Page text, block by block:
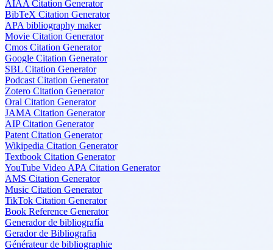
AIAA Citation Generator
BibTeX Citation Generator
APA bibliography maker
Movie Citation Generator
Cmos Citation Generator
Google Citation Generator
SBL Citation Generator
Podcast Citation Generator
Zotero Citation Generator
Oral Citation Generator
JAMA Citation Generator
AIP Citation Generator
Patent Citation Generator
Wikipedia Citation Generator
Textbook Citation Generator
YouTube Video APA Citation Generator
AMS Citation Generator
Music Citation Generator
TikTok Citation Generator
Book Reference Generator
Generador de bibliografía
Gerador de Bibliografia
Générateur de bibliographie